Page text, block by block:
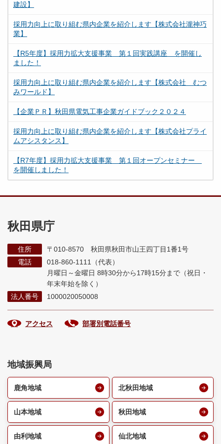
建設】
採用力向上に取り組む県内企業を紹介します【株式会社瀧神巧
業】
【R5年度】採用力拡大支援事業 第１回実践講座 を開催し
ました！
採用力向上に取り組む県内企業を紹介します【株式会社 むつ
みワールド】
【企業ＰＲ】秋田県電気工事企業ガイドブック２０２４
採用力向上に取り組む県内企業を紹介します【株式会社プライ
ムアシスタンス】
【R7年度】採用力拡大支援事業 第１回オープンセミナー
を開催しました！
秋田県庁
住所
〒010-8570 秋田県秋田市山王四丁目1番1号
電話
018-860-1111（代表）
月曜日～金曜日 8時30分から17時15分まで （祝日・
年末年始を除く）
法人番号
1000020050008
アクセス 部署別電話番号
地域振興局
鹿角地域 北秋田地域
山本地域 秋田地域
由利地域 仙北地域